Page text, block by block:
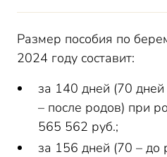
Размер пособия по
2024 году составит:
за 140 дней (70
– после родов) при
565 562 руб.;
за 156 дней (70 – до